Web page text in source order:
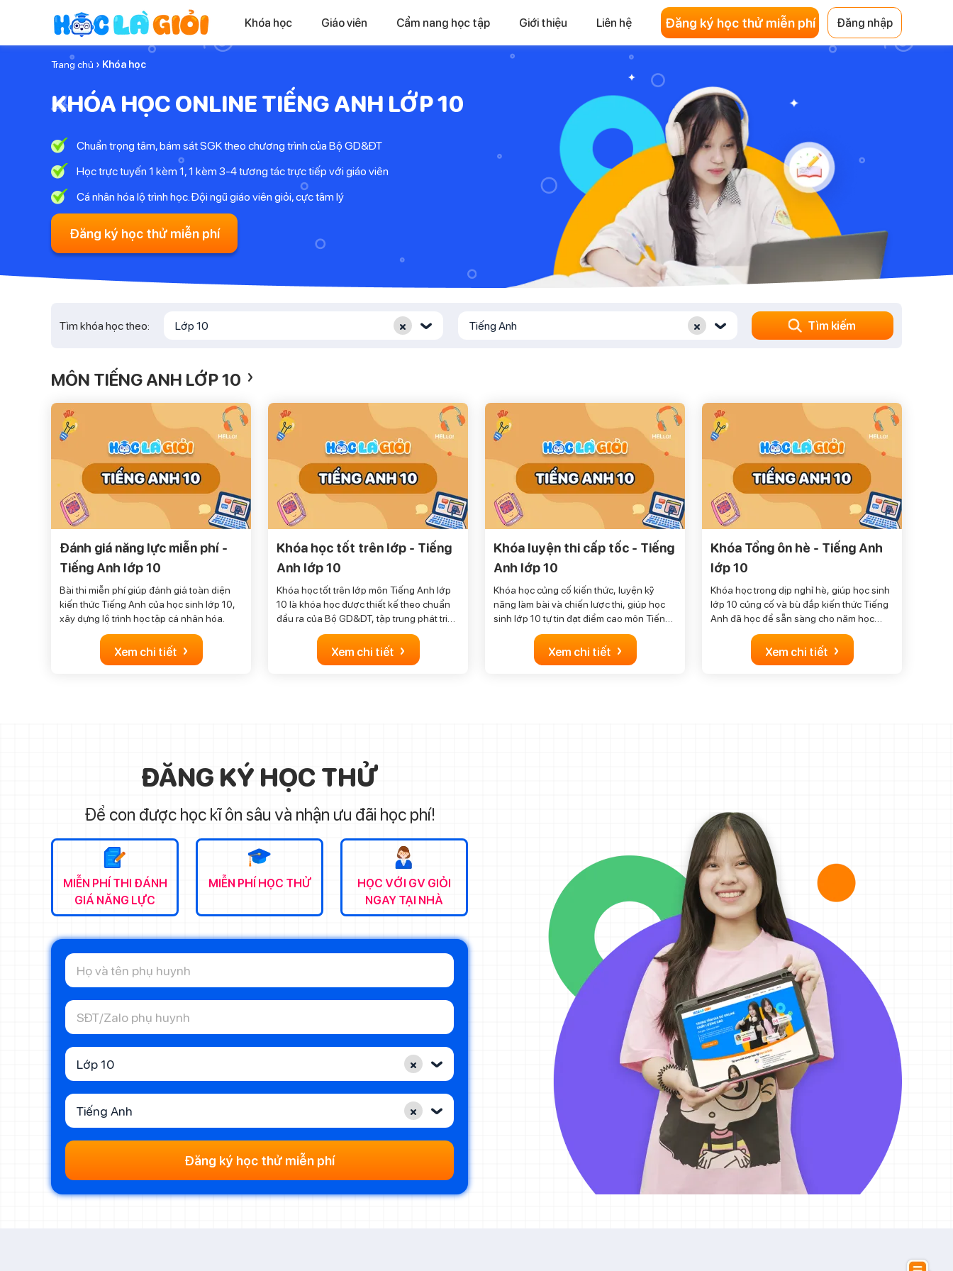
Khóa học Giáo viên Cẩm nang học tập Giới thiệu Liên hệ Đăng ký học thử miễn phí Đăng nhập
Trang chủ › Khóa học
KHÓA HỌC ONLINE TIẾNG ANH LỚP 10
Chuẩn trọng tâm, bám sát SGK theo chương trình của Bộ GD&ĐT
Học trực tuyến 1 kèm 1, 1 kèm 3-4 tương tác trực tiếp với giáo viên
Cá nhân hóa lộ trình học. Đội ngũ giáo viên giỏi, cực tâm lý
Đăng ký học thử miễn phí
Tìm khóa học theo: Lớp 10 ×‹ Tiếng Anh ×‹ Tìm kiếm
MÔN TIẾNG ANH LỚP 10 ›
Đánh giá năng lực miễn phí -
Tiếng Anh lớp 10
Bài thi miễn phí giúp đánh giá toàn diện
kiến thức Tiếng Anh của học sinh lớp 10,
xây dựng lộ trình học tập cá nhân hóa.
Xem chi tiết ›
Khóa học tốt trên lớp - Tiếng
Anh lớp 10
Khóa học tốt trên lớp môn Tiếng Anh lớp
10 là khóa học được thiết kế theo chuẩn
đầu ra của Bộ GD&DT, tập trung phát triển
đều 4 kỹ năng cho học sinh lớp 10.
Xem chi tiết ›
Khóa luyện thi cấp tốc - Tiếng
Anh lớp 10
Khóa học củng cố kiến thức, luyện kỹ
năng làm bài và chiến lược thi, giúp học
sinh lớp 10 tự tin đạt điểm cao môn Tiếng
Xem chi tiết ›
Khóa Tổng ôn hè - Tiếng Anh
lớp 10
Khóa học trong dịp nghỉ hè, giúp học sinh
lớp 10 củng cố và bù đắp kiến thức Tiếng
Anh đã học để sẵn sàng cho năm học
Xem chi tiết ›
ĐĂNG KÝ HỌC THỬ
Để con được học kĩ ôn sâu và nhận ưu đãi học phí!
MIỄN PHÍ THI ĐÁNH
GIÁ NĂNG LỰC
MIỄN PHÍ HỌC THỬ
HỌC VỚI GV GIỎI
NGAY TẠI NHÀ
Lớp 10 ×‹
Tiếng Anh ×‹
Đăng ký học thử miễn phí